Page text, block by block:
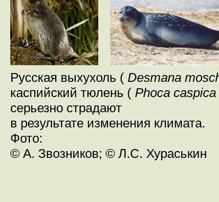
Русская выхухоль ( Desmana
каспийский тюлень ( Phoca caspica
серьезно страдают
в результате изменения климата.
Фото:
© А. Звозников; © Л.С. Хураськин